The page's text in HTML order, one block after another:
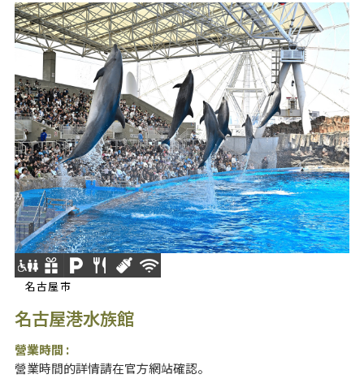
名古屋市
名古屋港水族館
營業時間 :
營業時間的詳情請在官方網站確認。